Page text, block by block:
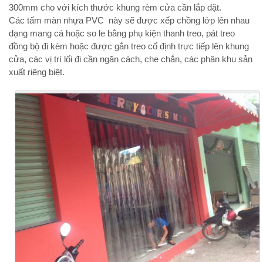
300mm cho với kích thước khung rèm cửa cần lắp đặt.
Các tấm màn nhựa PVC này sẽ được xếp chồng lớp lên nhau
dạng mang cá hoặc so le bằng phụ kiện thanh treo, pát treo
đồng bộ đi kèm hoặc được gắn treo cố định trực tiếp lên khung
cửa, các vị trí lối đi cần ngăn cách, che chắn, các phân khu sản
xuất riêng biệt.